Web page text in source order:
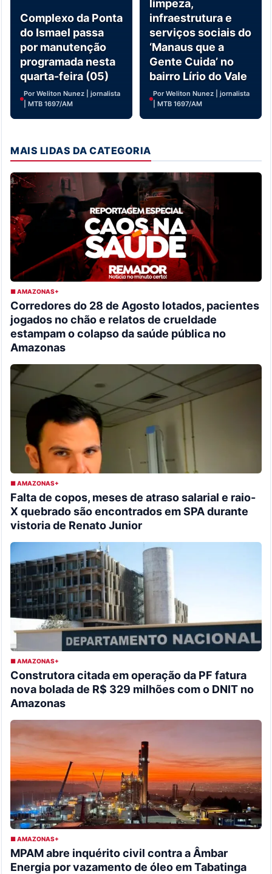
Complexo da Ponta
do Ismael passa
por manutenção
programada nesta
quarta-feira (05)
Por Weliton Nunez | jornalista
| MTB 1697/AM
limpeza,
infraestrutura e
serviços sociais do
‘Manaus que a
Gente Cuida’ no
bairro Lírio do Vale
Por Weliton Nunez | jornalista
| MTB 1697/AM
MAIS LIDAS DA CATEGORIA
■ AMAZONAS+
Corredores do 28 de Agosto lotados, pacientes
jogados no chão e relatos de crueldade
estampam o colapso da saúde pública no
Amazonas
■ AMAZONAS+
Falta de copos, meses de atraso salarial e raio-
X quebrado são encontrados em SPA durante
vistoria de Renato Junior
■ AMAZONAS+
Construtora citada em operação da PF fatura
nova bolada de R$ 329 milhões com o DNIT no
Amazonas
■ AMAZONAS+
MPAM abre inquérito civil contra a Âmbar
Energia por vazamento de óleo em Tabatinga